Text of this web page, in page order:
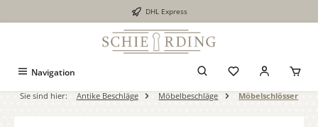
DHL Express
Navigation
Sie sind hier: Antike Beschläge Möbelbeschläge Möbelschlösser